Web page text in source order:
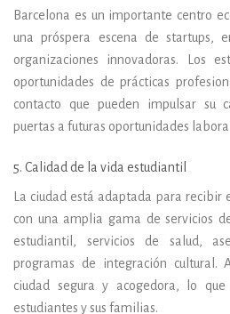
Barcelona es un importante centro
una próspera escena de startups,
organizaciones innovadoras. Los
oportunidades de prácticas
contacto que pueden impulsar su
puertas a futuras oportunidades
5. Calidad de la vida estudiantil
La ciudad está adaptada para recibir
con una amplia gama de servicios
estudiantil, servicios de salud,
programas de integración cultural.
ciudad segura y acogedora, lo
estudiantes y sus familias.